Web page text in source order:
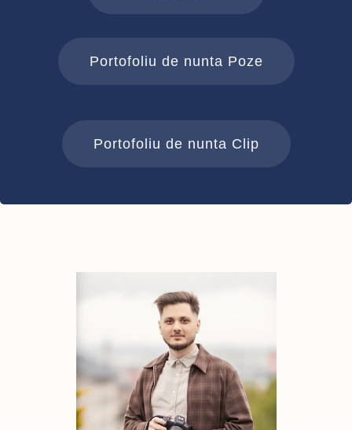
Portofoliu de nunta Poze
Portofoliu de nunta Clip